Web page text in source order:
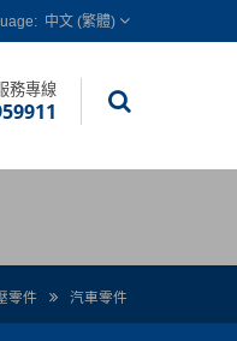
中文 (繁體)
務專線
零件 汽車零件